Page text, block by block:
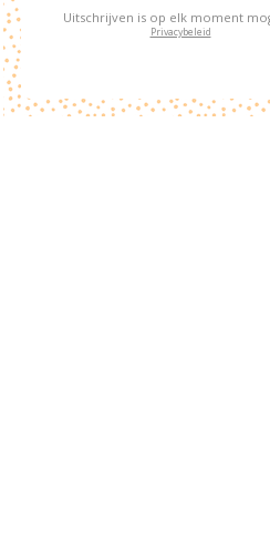
Uitschrijven is op elk moment
Privacybeleid